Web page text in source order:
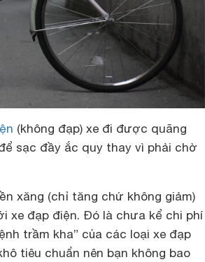
(không đạp) xe đi được quãng
sạc đầy ắc quy thay vì phải chờ
xăng (chỉ tăng chứ không giảm)
xe đạp điện. Đó là chưa kể chi phí
trầm kha” của các loại xe đạp
tiêu chuẩn nên bạn không bao